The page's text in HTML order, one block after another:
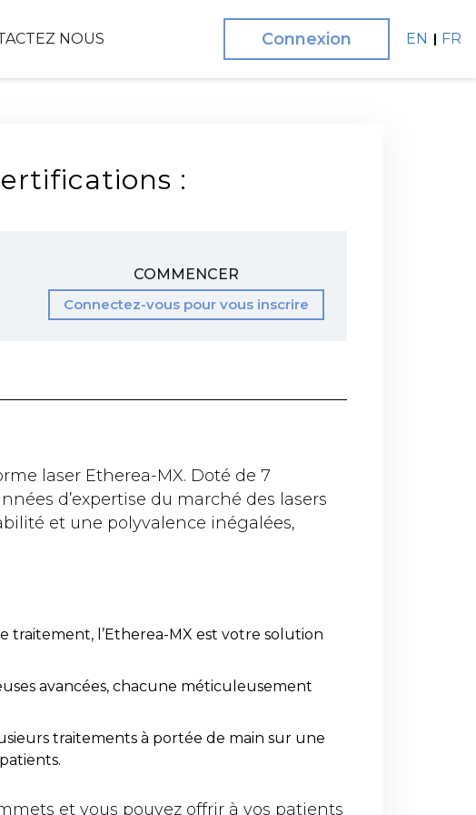
NOUS Connexion EN FR
:
COMMENCER
Connectez-vous pour vous inscrire
laser Etherea-MX. Doté de 7
d’expertise du marché des lasers
et une polyvalence inégalées,
traitement, l’Etherea-MX est votre solution
avancées, chacune méticuleusement
traitements à portée de main sur une
et vous pouvez offrir à vos patients